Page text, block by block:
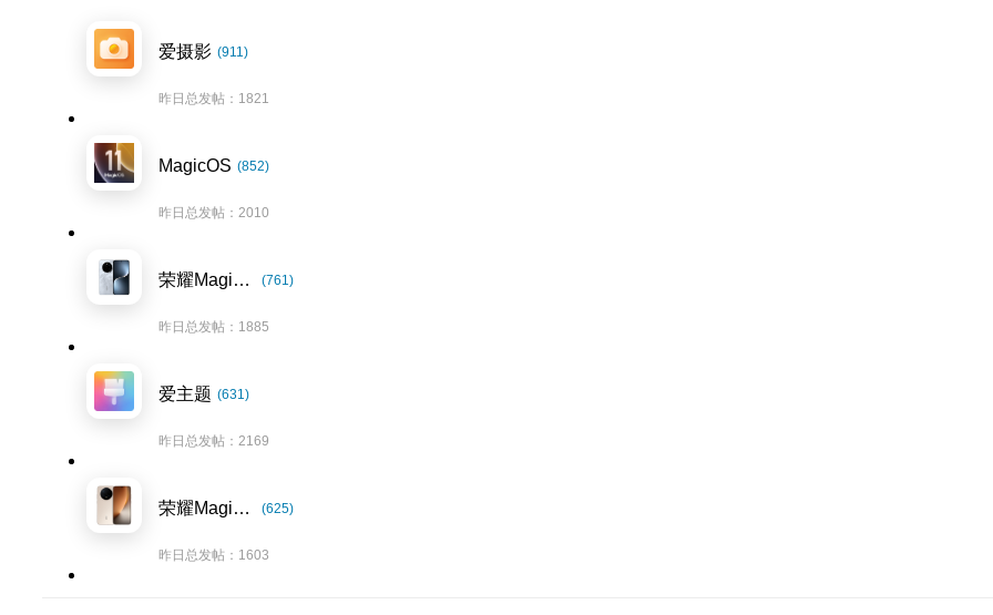
爱摄影 (911)
昨日总发帖：1821
MagicOS (852)
昨日总发帖：2010
荣耀Magic7系列 (761)
昨日总发帖：1885
爱主题 (631)
昨日总发帖：2169
荣耀Magic8系列 (625)
昨日总发帖：1603